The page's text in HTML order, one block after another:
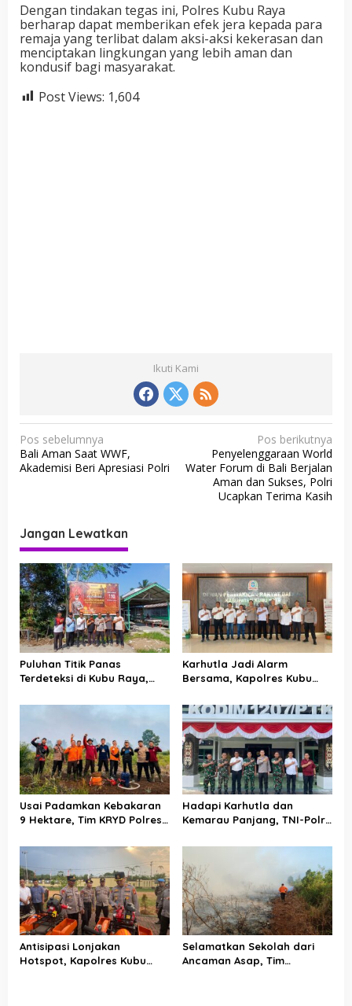
Dengan tindakan tegas ini, Polres Kubu Raya
berharap dapat memberikan efek jera kepada para
remaja yang terlibat dalam aksi-aksi kekerasan dan
menciptakan lingkungan yang lebih aman dan
kondusif bagi masyarakat.
Post Views: 1,604
Ikuti Kami
N
a
g
a
s
i
p
o
s
Pos sebelumnya
Bali Aman Saat WWF,
Akademisi Beri Apresiasi Polri
Pos berikutnya
Penyelenggaraan World
Water Forum di Bali Berjalan
Aman dan Sukses, Polri
Ucapkan Terima Kasih
Jangan Lewatkan
Puluhan Titik Panas
Terdeteksi di Kubu Raya,
Pencegahan Karhutla
Karhutla Jadi Alarm
Bersama, Kapolres Kubu
Langkah Jaga Keamanan
serta Pembangunan
Usai Padamkan Kebakaran
9 Hektare, Tim KRYD Polres
Bara di Bawah Gambut
Hadapi Karhutla dan
Kemarau Panjang, TNI-Polri
Raya
Antisipasi Lonjakan
Hotspot, Kapolres Kubu
Selamatkan Sekolah dari
Ancaman Asap, Tim